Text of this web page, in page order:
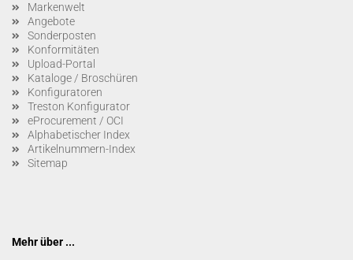
Markenwelt
Angebote
Sonderposten
Konformitäten
Upload-Portal
Kataloge / Broschüren
Konfiguratoren
Treston Konfigurator
eProcurement / OCI
Alphabetischer Index
Artikelnummern-Index
Sitemap
Mehr über ...